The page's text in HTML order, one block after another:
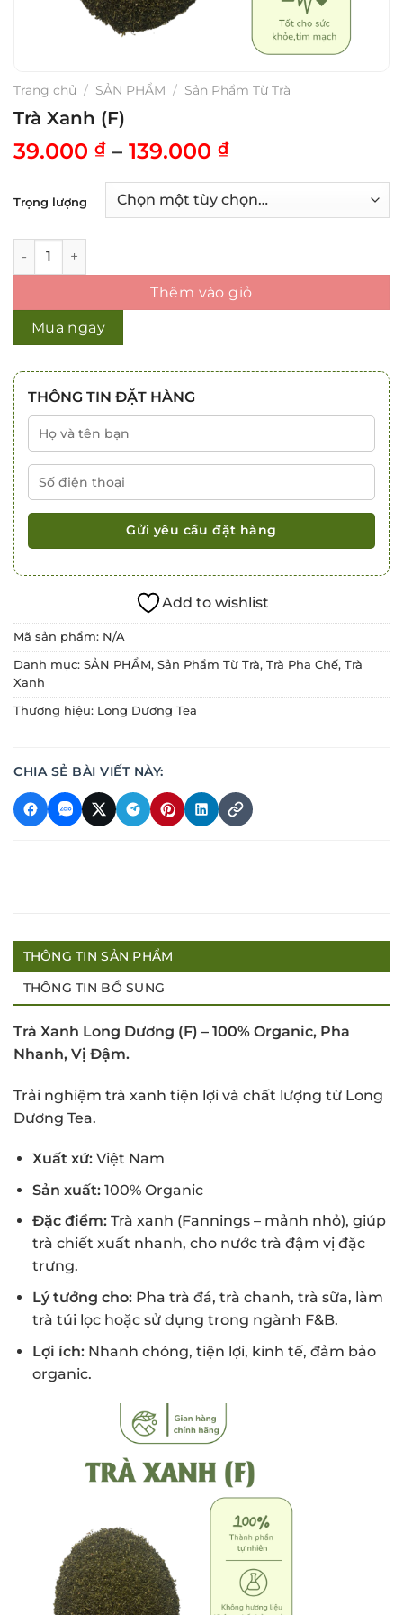
Trang chủ / SẢN PHẨM / Sản Phẩm Từ Trà
Trà Xanh (F)
39.000 ₫– 139.000 ₫
Trọng lượng
Trà Xanh (F) số lượng
Thêm vào giỏ
Mua ngay
THÔNG TIN ĐẶT HÀNG
Add to wishlist
Mã sản phẩm: N/A
Danh mục: SẢN PHẨM, Sản Phẩm Từ Trà, Trà Pha Chế, Trà
Xanh
Thương hiệu: Long Dương Tea
CHIA SẺ BÀI VIẾT NÀY:
THÔNG TIN SẢN PHẨM
THÔNG TIN BỔ SUNG
Trà Xanh Long Dương (F) – 100% Organic, Pha
Nhanh, Vị Đậm.
Trải nghiệm trà xanh tiện lợi và chất lượng từ Long
Dương Tea.
Xuất xứ:Việt Nam
Sản xuất:100% Organic
Đặc điểm:Trà xanh (Fannings – mảnh nhỏ), giúp
trà chiết xuất nhanh, cho nước trà đậm vị đặc
trưng.
Lý tưởng cho:Pha trà đá, trà chanh, trà sữa, làm
trà túi lọc hoặc sử dụng trong ngành F&B.
Lợi ích:Nhanh chóng, tiện lợi, kinh tế, đảm bảo
organic.